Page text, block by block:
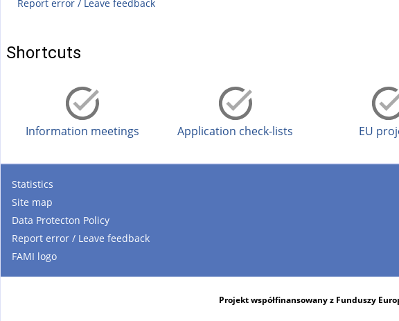
)
Report error / Leave feedback
Shortcuts
Information meetings Application check-lists EU
Statistics
Site map
Data Protecton Policy
Report error / Leave feedback
FAMI logo
Projekt współfinansowany z Funduszy